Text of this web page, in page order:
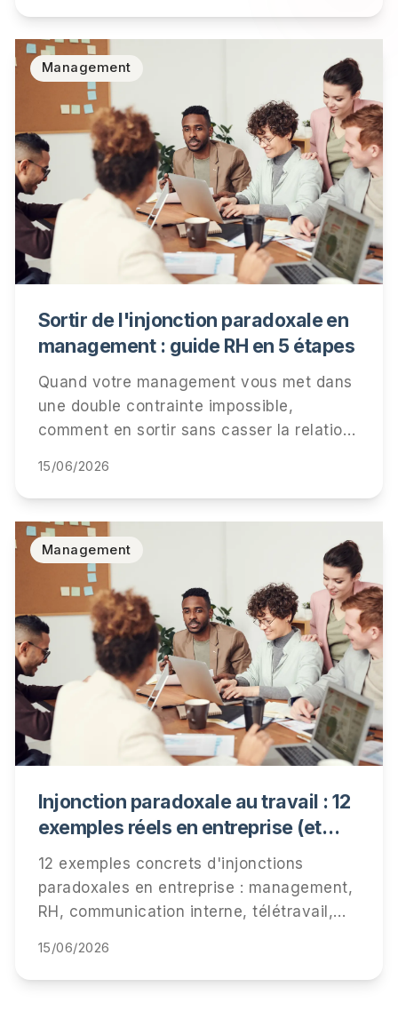
vérifié, et la checklist pour être prêt.
Management
Sortir de l'injonction paradoxale en
management : guide RH en 5 étapes
Quand votre management vous met dans
une double contrainte impossible,
comment en sortir sans casser la relation
scripts de métacommunication, retour
d'expérience cabinet.
15/06/2026
Management
Injonction paradoxale au travail : 12
exemples réels en entreprise (et
comment les détecter)
12 exemples concrets d'injonctions
paradoxales en entreprise : management,
RH, communication interne, télétravail,
qu'elles coûtent à vos équipes, et
comment y répondre.
15/06/2026